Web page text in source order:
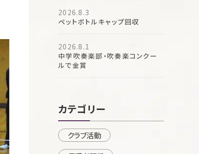
2026.8.3
ペットボトルキャップ回収
2026.8.1
中学吹奏楽部・吹奏楽コンクー
ルで金賞
カテゴリー
クラブ活動